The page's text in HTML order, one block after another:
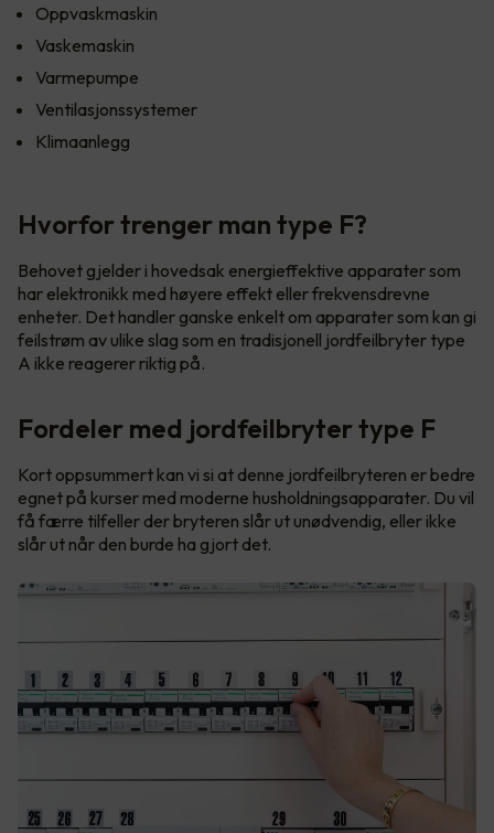
Oppvaskmaskin
Vaskemaskin
Varmepumpe
Ventilasjonssystemer
Klimaanlegg
Hvorfor trenger man type F?
Behovet gjelder i hovedsak energieffektive apparater som
har elektronikk med høyere effekt eller frekvensdrevne
enheter. Det handler ganske enkelt om apparater som kan gi
feilstrøm av ulike slag som en tradisjonell jordfeilbryter type
A ikke reagerer riktig på.
Fordeler med jordfeilbryter type F
Kort oppsummert kan vi si at denne jordfeilbryteren er bedre
egnet på kurser med moderne husholdningsapparater. Du vil
få færre tilfeller der bryteren slår ut unødvendig, eller ikke
slår ut når den burde ha gjort det.